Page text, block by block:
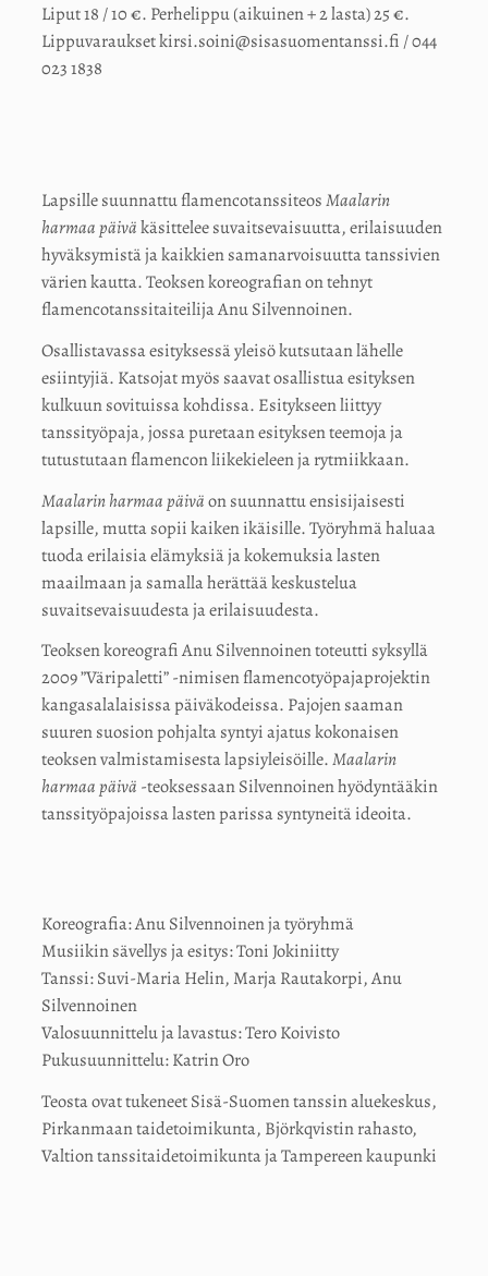
Liput 18 / 10 €. Perhelippu (aikuinen + 2 lasta) 25 €.
Lippuvaraukset kirsi.soini@sisasuomentanssi.fi / 044
023 1838
Lapsille suunnattu flamencotanssiteosMaalarin
harmaa päiväkäsittelee suvaitsevaisuutta, erilaisuuden
hyväksymistä ja kaikkien samanarvoisuutta tanssivien
värien kautta. Teoksen koreografian on tehnyt
flamencotanssitaiteilija Anu Silvennoinen.
Osallistavassa esityksessä yleisö kutsutaan lähelle
esiintyjiä. Katsojat myös saavat osallistua esityksen
kulkuun sovituissa kohdissa. Esitykseen liittyy
tanssityöpaja, jossa puretaan esityksen teemoja ja
tutustutaan flamencon liikekieleen ja rytmiikkaan.
Maalarin harmaa päiväon suunnattu ensisijaisesti
lapsille, mutta sopii kaiken ikäisille. Työryhmä haluaa
tuoda erilaisia elämyksiä ja kokemuksia lasten
maailmaan ja samalla herättää keskustelua
suvaitsevaisuudesta ja erilaisuudesta.
Teoksen koreografi Anu Silvennoinen toteutti syksyllä
2009 ”Väripaletti” -nimisen flamencotyöpajaprojektin
kangasalalaisissa päiväkodeissa. Pajojen saaman
suuren suosion pohjalta syntyi ajatus kokonaisen
teoksen valmistamisesta lapsiyleisöille.Maalarin
harmaa päivä -teoksessaan Silvennoinen hyödyntääkin
tanssityöpajoissa lasten parissa syntyneitä ideoita.
Koreografia: Anu Silvennoinen ja työryhmä
Musiikin sävellys ja esitys: Toni Jokiniitty
Tanssi: Suvi-Maria Helin, Marja Rautakorpi, Anu
Silvennoinen
Valosuunnittelu ja lavastus: Tero Koivisto
Pukusuunnittelu: Katrin Oro
Teosta ovat tukeneet Sisä-Suomen tanssin aluekeskus,
Pirkanmaan taidetoimikunta, Björkqvistin rahasto,
Valtion tanssitaidetoimikunta ja Tampereen kaupunki